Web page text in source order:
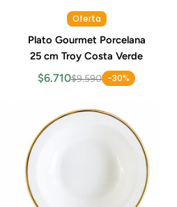
Oferta
Plato Gourmet Porcelana
25 cm Troy Costa Verde
$6.710$9.590 -30%